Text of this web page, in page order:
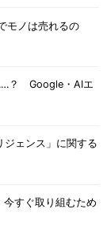
モノは売れるの
？ Google・AIエ
ジェンス」に関する
今すぐ取り組むため